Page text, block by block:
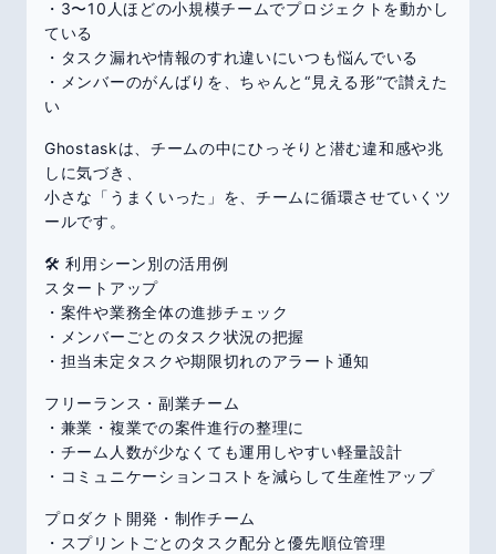
・3〜10人ほどの小規模チームでプロジェクトを動かし
ている
・タスク漏れや情報のすれ違いにいつも悩んでいる
・メンバーのがんばりを、ちゃんと“見える形”で讃えた
い
Ghostaskは、チームの中にひっそりと潜む違和感や兆
しに気づき、
小さな「うまくいった」を、チームに循環させていくツ
ールです。
🛠 利用シーン別の活用例
スタートアップ
・案件や業務全体の進捗チェック
・メンバーごとのタスク状況の把握
・担当未定タスクや期限切れのアラート通知
フリーランス・副業チーム
・兼業・複業での案件進行の整理に
・チーム人数が少なくても運用しやすい軽量設計
・コミュニケーションコストを減らして生産性アップ
プロダクト開発・制作チーム
・スプリントごとのタスク配分と優先順位管理